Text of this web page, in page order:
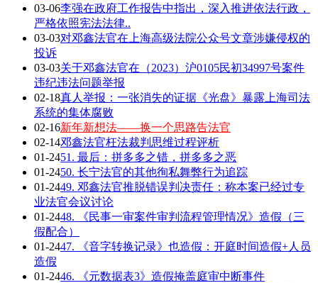
03-06李强在政府工作报告中指出，深入推进依法行政，
严格依照宪法法律..
03-03对邓鑫法官在上海高级法院公众号文章涉嫌侵权的
投诉
03-03关于邓鑫法官在（2023）沪0105民初34997号案件
违纪违法问题举报
02-18真人举报：一张消失的证据《光盘》暴露上海司法
系统的集体腐败
02-16新年新想法——换一个思路告法官
02-14邓鑫法官枉法裁判思维过程评析
01-2451. 最后：拼多多之错，拼多多之恶
01-2450. 长宁法官的其他徇私舞弊行为追踪
01-2449. 邓鑫法官推脱错误判决责任：称本案已经过专
业法官会议讨论
01-2448. 《民事一审案件审判流程管理情况》造假（三
假配合）
01-2447. 《音字转换记录》也造假：开庭时间造假+人员
造假
01-2446. 《元数据表3》造假掩盖庭审中断事件